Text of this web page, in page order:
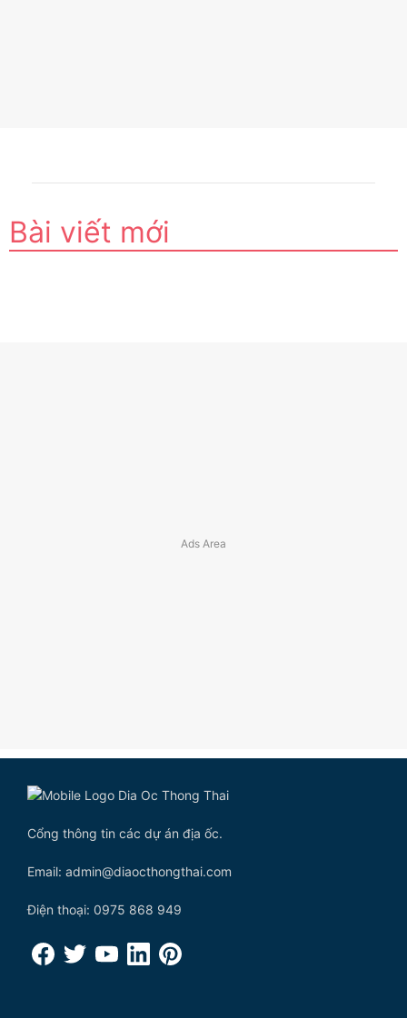
Bài viết mới
Cổng thông tin các dự án địa ốc.
Email: admin@diaocthongthai.com
Điện thoại: 0975 868 949